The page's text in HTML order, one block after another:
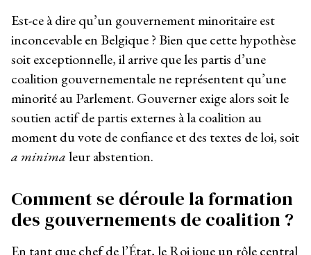
Est-ce à dire qu’un gouvernement minoritaire est
inconcevable en Belgique ? Bien que cette hypothèse
soit exceptionnelle, il arrive que les partis d’une
coalition gouvernementale ne représentent qu’une
minorité au Parlement. Gouverner exige alors soit le
soutien actif de partis externes à la coalition au
moment du vote de confiance et des textes de loi, soit
a minimaleur abstention.
Comment se déroule la formation
des gouvernements de coalition ?
En tant que chef de l’État, le Roi joue un rôle central